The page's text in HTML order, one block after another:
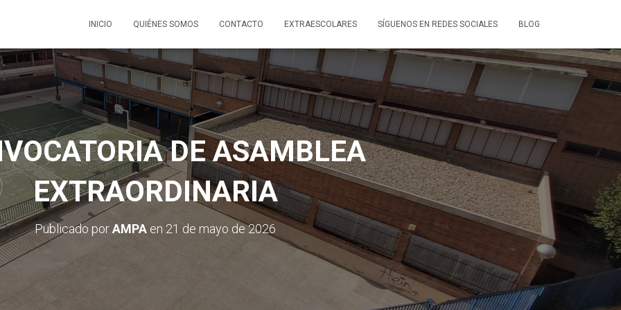
INICIO QUIÉNES SOMOS CONTACTO EXTRAESCOLARES SÍGUENOS EN REDES SOCIALES BLOG
DE ASAMBLEA
EXTRAORDINARIA
Publicado porAMPA en 21 de mayo de 2026